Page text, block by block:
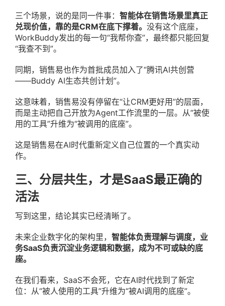
三个场景，说的是同一件事： 智能体在销售场景里真正
兑现价值，靠的是CRM在底下撑着。 没有这个底座，
WorkBuddy发出的每一句“我帮你查”，最终都只能回复
“我查不到”。
同期，销售易也作为首批成员加入了“腾讯AI共创营
——Buddy AI生态共创计划”。
这意味着，销售易没有停留在“让CRM更好用”的层面，
而是主动把自己开放为Agent工作流里的一层。从“被使
用的工具”升维为“被调用的底座”。
这是销售易在AI时代重新定义自己位置的一个真实动
作。
三、分层共生，才是SaaS最正确的
活法
写到这里，结论其实已经清晰了。
未来企业数字化的架构里， 智能体负责理解与调度，业
务SaaS负责沉淀业务逻辑和数据，成为不可或缺的底
座。
在我们看来，SaaS不会死，它在AI时代找到了新定
位：从“被人使用的工具”升维为“被AI调用的底座”。